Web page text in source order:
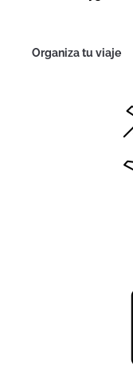
Organiza tu viaje